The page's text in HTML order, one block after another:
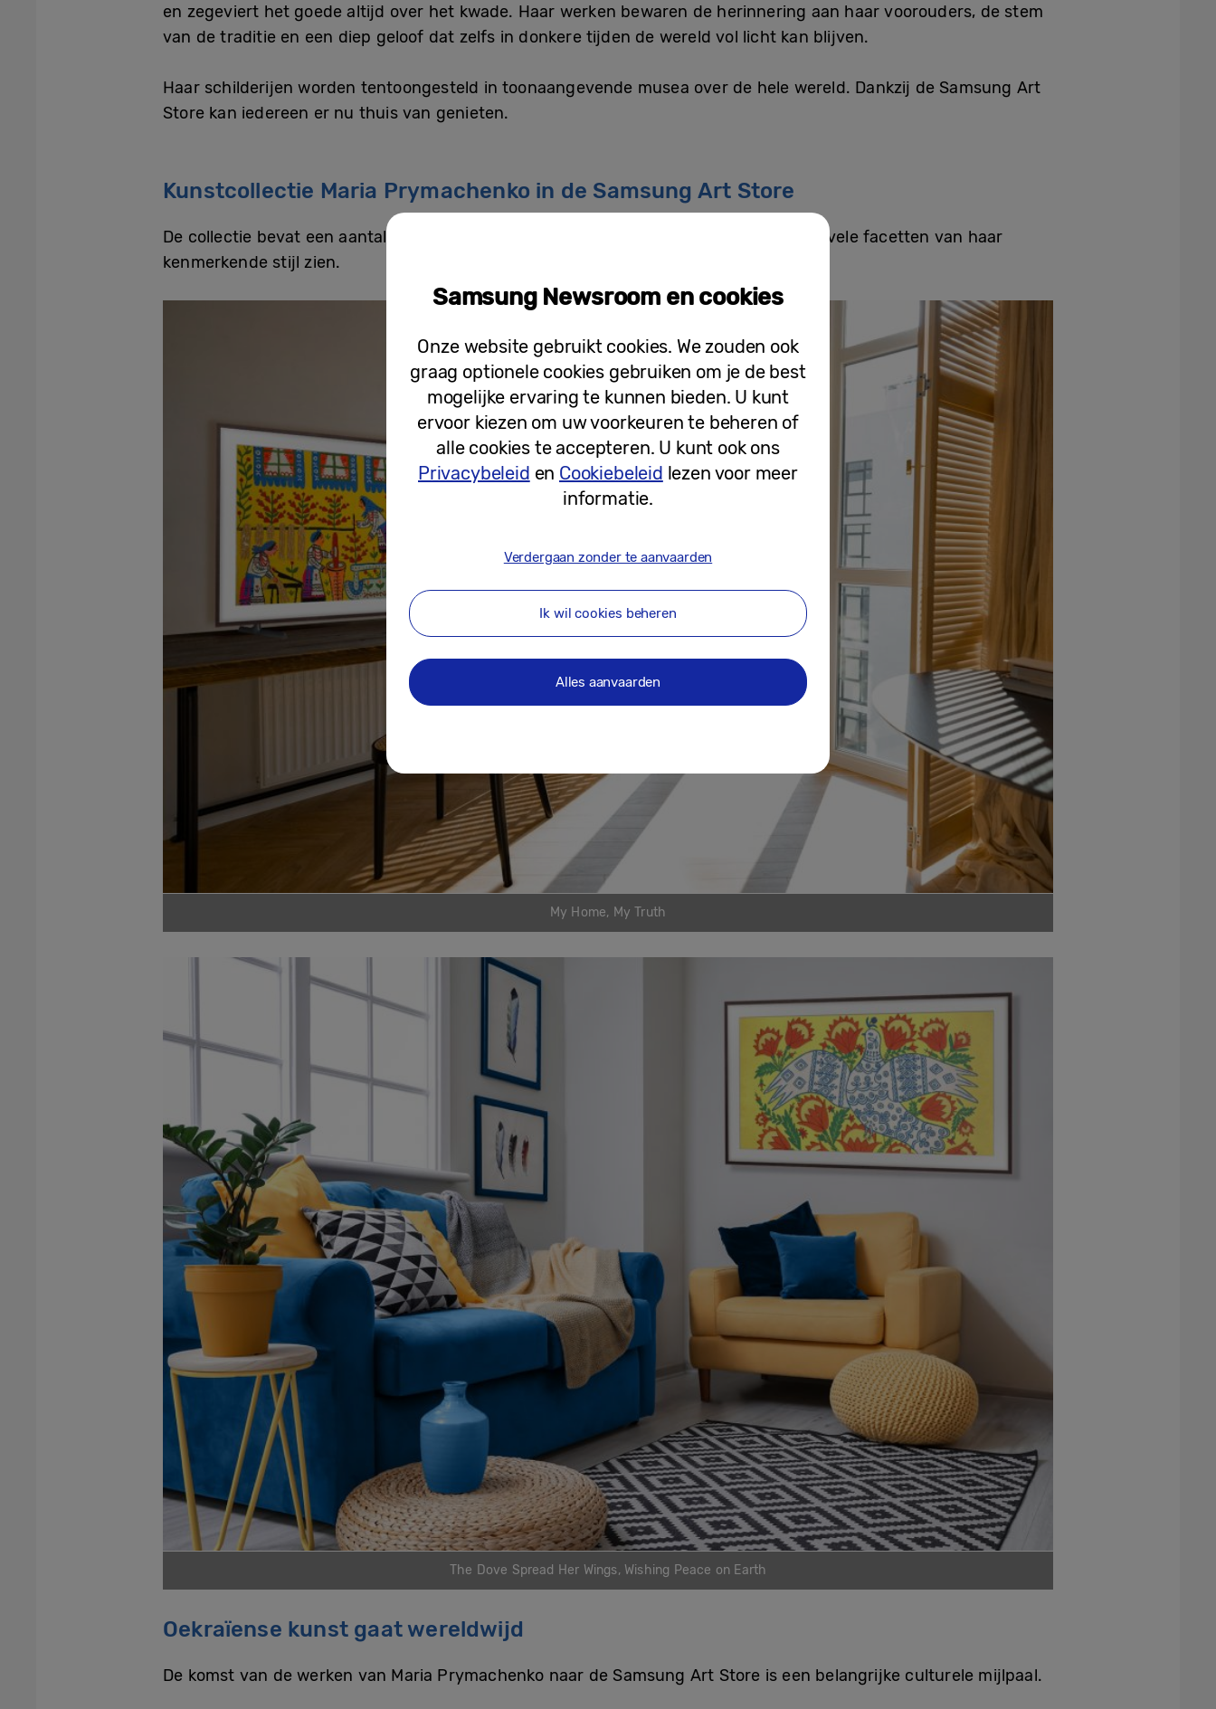
en zegeviert het goede altijd over het kwade. Haar werken bewaren de herinnering aan haar voorouders, de stem
van de traditie en een diep geloof dat zelfs in donkere tijden de wereld vol licht kan blijven.
Haar schilderijen worden tentoongesteld in toonaangevende musea over de hele wereld. Dankzij de Samsung Art
Store kan iedereen er nu thuis van genieten.
Kunstcollectie Maria Prymachenko in de Samsung Art Store
De collectie bevat een aantal van de bekendste werken van de kunstenaar en laat de vele facetten van haar
kenmerkende stijl zien.
My Home, My Truth
The Dove Spread Her Wings, Wishing Peace on Earth
Oekraïense kunst gaat wereldwijd
De komst van de werken van Maria Prymachenko naar de Samsung Art Store is een belangrijke culturele mijlpaal.
Samsung Newsroom en cookies
Onze website gebruikt cookies. We zouden ook
graag optionele cookies gebruiken om je de best
mogelijke ervaring te kunnen bieden. U kunt
ervoor kiezen om uw voorkeuren te beheren of
alle cookies te accepteren. U kunt ook ons
Privacybeleid en Cookiebeleid lezen voor meer
informatie.
Verdergaan zonder te aanvaarden
Ik wil cookies beheren
Alles aanvaarden